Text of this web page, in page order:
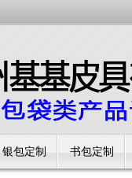
银包定制 书包定制